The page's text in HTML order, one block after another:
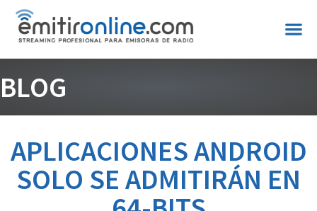
BLOG
APLICACIONES ANDROID
SOLO SE ADMITIRÁN EN